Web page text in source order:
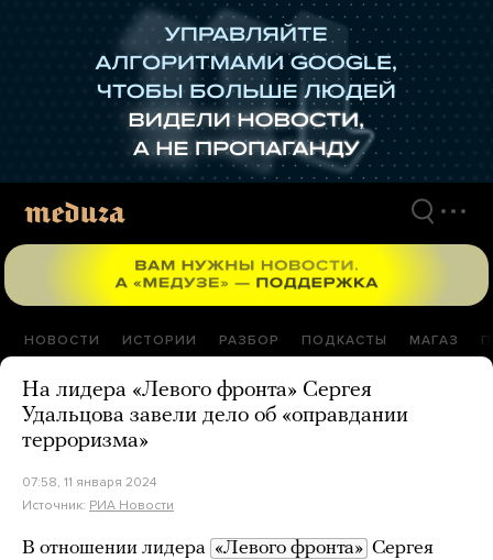
НОВОСТИ ИСТОРИИ РАЗБОР ПОДКАСТЫ МАГАЗ
На лидера «Левого фронта» Сергея
Удальцова завели дело об «оправдании
терроризма»
07:58, 11 января 2024
Источник: РИА Новости
В отношении лидера «Левого фронта» Сергея